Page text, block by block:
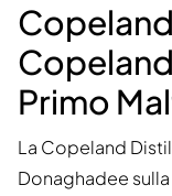
Copeland
Primo
La Copeland
Donaghadee